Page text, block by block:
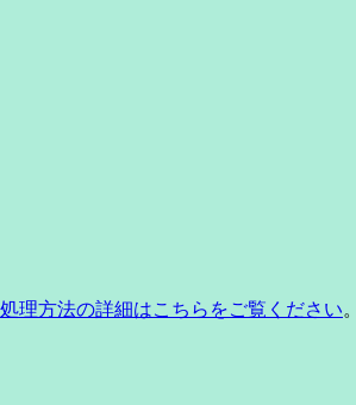
理方法の詳細はこちらをご覧ください